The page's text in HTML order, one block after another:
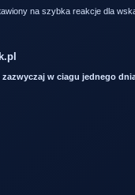
na szybka reakcje dla
w ciagu jednego